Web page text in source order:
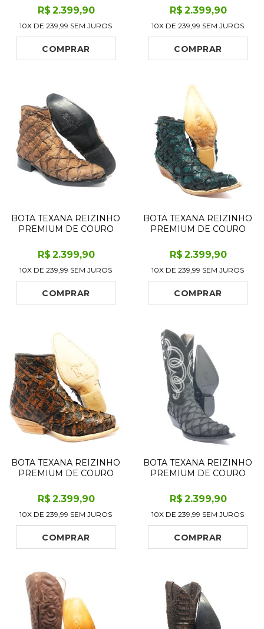
DRY LEAF LIMITED
EDITION - CANO ALTO,
BICO QUADRADO -
SOLADO JUMP
R$ 2.399,90
10X DE239,99 SEM JUROS
COMPRAR
DRY LEAF LIMITED
EDITION - CANO ALTO,
BICO QUADRADO -
SOLADO DE COURO
ARTESANAL
R$ 2.399,90
10X DE239,99 SEM JUROS
COMPRAR
BOTA TEXANA REIZINHO
PREMIUM DE COURO
DRY LEAF - CANO
CURTO, BICO FINO
ARREDONDADO -
SOLADO DE COURO
ARTESANAL
R$ 2.399,90
10X DE239,99 SEM JUROS
COMPRAR
BOTA TEXANA REIZINHO
PREMIUM DE COURO
OCEAN - CANO CURTO,
BICO FINO - SOLADO DE
COURO ARTESANAL
R$ 2.399,90
10X DE239,99 SEM JUROS
COMPRAR
BOTA TEXANA REIZINHO
PREMIUM DE COURO
BROWN GOLD - CANO
CURTO, BICO FINO
QUADRADINHO -
SOLADO DE COURO
ARTESANAL
R$ 2.399,90
10X DE239,99 SEM JUROS
COMPRAR
BOTA TEXANA REIZINHO
PREMIUM DE COURO
PRETO LIMITED EDITION
- CANO ALTO, BICO FINO
- SOLADO DE COURO
ARTESANAL
R$ 2.399,90
10X DE239,99 SEM JUROS
COMPRAR